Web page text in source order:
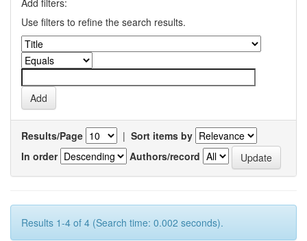
Add filters:
Use filters to refine the search results.
Results/Page | Sort items by
In order
Authors/record
Results 1-4 of 4 (Search time: 0.002 seconds).